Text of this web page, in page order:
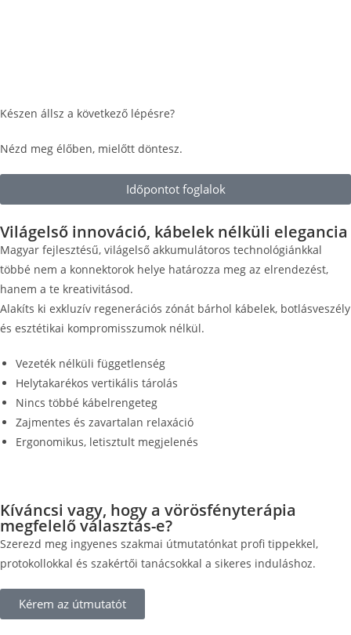
Készen állsz a következő lépésre?
Nézd meg élőben, mielőtt döntesz.
Időpontot foglalok
Világelső innováció, kábelek nélküli elegancia
Magyar fejlesztésű, világelső akkumulátoros technológiánkkal
többé nem a konnektorok helye határozza meg az elrendezést,
hanem a te kreativitásod.
Alakíts ki exkluzív regenerációs zónát bárhol kábelek, botlásveszély
és esztétikai kompromisszumok nélkül.
Vezeték nélküli függetlenség
Helytakarékos vertikális tárolás
Nincs többé kábelrengeteg
Zajmentes és zavartalan relaxáció
Ergonomikus, letisztult megjelenés
Kíváncsi vagy, hogy a vörösfényterápia
megfelelő választás-e?
Szerezd meg ingyenes szakmai útmutatónkat profi tippekkel,
protokollokkal és szakértői tanácsokkal a sikeres induláshoz.
Kérem az útmutatót